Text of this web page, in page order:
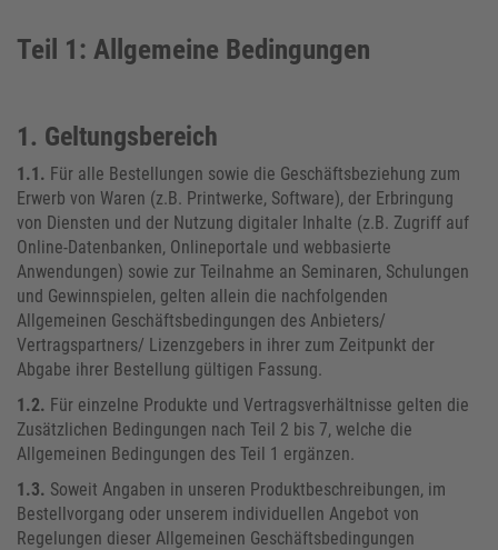
Teil 1: Allgemeine Bedingungen
1. Geltungsbereich
1.1. Für alle Bestellungen sowie die Geschäftsbeziehung zum
Erwerb von Waren (z.B. Printwerke, Software), der Erbringung
von Diensten und der Nutzung digitaler Inhalte (z.B. Zugriff auf
Online-Datenbanken, Onlineportale und webbasierte
Anwendungen) sowie zur Teilnahme an Seminaren, Schulungen
und Gewinnspielen, gelten allein die nachfolgenden
Allgemeinen Geschäftsbedingungen des Anbieters/
Vertragspartners/ Lizenzgebers in ihrer zum Zeitpunkt der
Abgabe ihrer Bestellung gültigen Fassung.
1.2. Für einzelne Produkte und Vertragsverhältnisse gelten die
Zusätzlichen Bedingungen nach Teil 2 bis 7, welche die
Allgemeinen Bedingungen des Teil 1 ergänzen.
1.3. Soweit Angaben in unseren Produktbeschreibungen, im
Bestellvorgang oder unserem individuellen Angebot von
Regelungen dieser Allgemeinen Geschäftsbedingungen